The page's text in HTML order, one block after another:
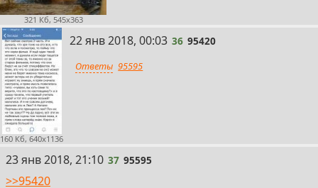
321 Кб, 545x363
160 Кб, 640x1136
36
22 янв 2018, 00:03 36 95420
Ответы 95595
37
23 янв 2018, 21:10 37 95595
>>95420